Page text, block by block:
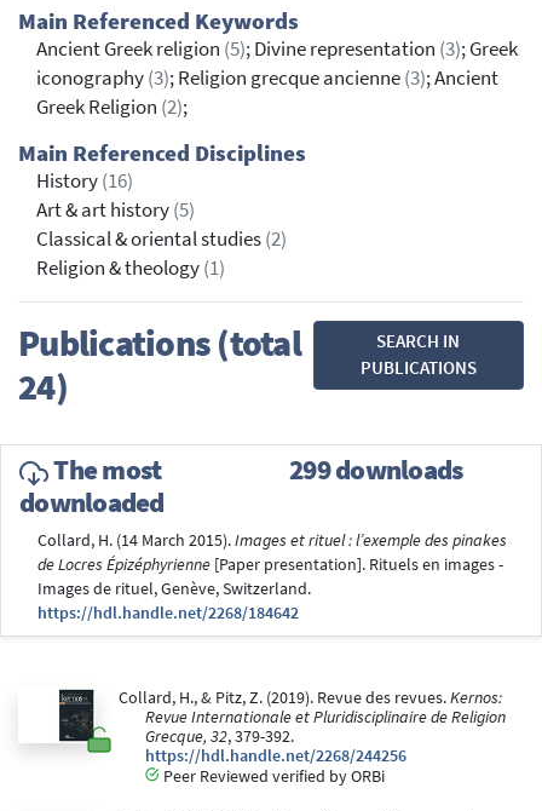
Main Referenced Keywords
Ancient Greek religion (5); Divine representation (3); Greek
iconography(3); Religion grecque ancienne(3); Ancient
Greek Religion (2);
Main Referenced Disciplines
History(16)
Art & art history(5)
Classical & oriental studies(2)
Religion & theology(1)
Publications (total
24)
SEARCH IN
PUBLICATIONS
The most
downloaded
299 downloads
Collard, H. (14 March 2015).Images et rituel : l’exemple des pinakes
de Locres Épizéphyrienne [Paper presentation]. Rituels en images -
Images de rituel, Genève, Switzerland.
https://hdl.handle.net/2268/184642
Collard, H., & Pitz, Z. (2019). Revue des revues.Kernos:
Revue Internationale et Pluridisciplinaire de Religion
Grecque, 32, 379-392.
https://hdl.handle.net/2268/244256
Peer Reviewed verified by ORBi